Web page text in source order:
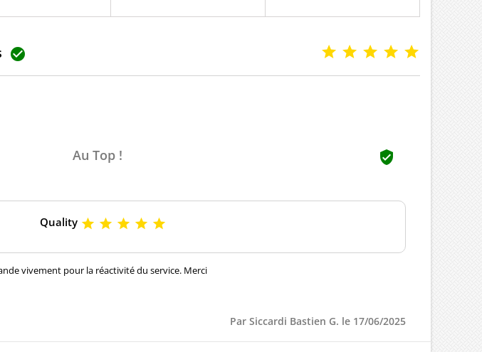
MZR-CD , 2.2 CDVi
Pièce d'origine

Au Top ! 
Quality     
vivement pour la réactivité du service. Merci
Par Siccardi Bastien G. le 17/06/2025